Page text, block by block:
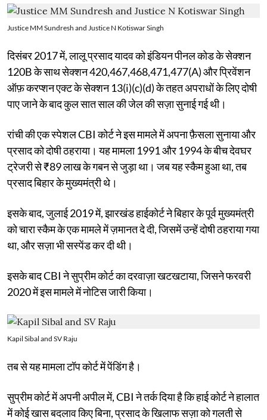
Justice MM Sundresh and Justice N Kotiswar Singh
दिसंबर 2017 में, लालू प्रसाद यादव को इंडियन पीनल कोड के सेक्शन
120B के साथ सेक्शन 420,467,468,471,477(A) और प्रिवेंशन
ऑफ़ करप्शन एक्ट के सेक्शन 13(i)(c)(d) के तहत अपराधों के लिए दोषी
पाए जाने के बाद कुल सात साल की जेल की सज़ा सुनाई गई थी।
रांची की एक स्पेशल CBI कोर्ट ने इस मामले में अपना फ़ैसला सुनाया और
प्रसाद को दोषी ठहराया। यह मामला 1991 और 1994 के बीच देवघर
ट्रेजरी से ₹89 लाख के गबन से जुड़ा था। जब यह स्कैम हुआ था, तब
प्रसाद बिहार के मुख्यमंत्री थे।
इसके बाद, जुलाई 2019 में, झारखंड हाईकोर्ट ने बिहार के पूर्व मुख्यमंत्री
को चारा स्कैम के एक मामले में ज़मानत दे दी, जिसमें उन्हें दोषी ठहराया गया
था, और सज़ा भी सस्पेंड कर दी थी।
इसके बाद CBI ने सुप्रीम कोर्ट का दरवाज़ा खटखटाया, जिसने फरवरी
2020 में इस मामले में नोटिस जारी किया।
Kapil Sibal and SV Raju
तब से यह मामला टॉप कोर्ट में पेंडिंग है।
सुप्रीम कोर्ट में अपनी अपील में, CBI ने तर्क दिया है कि हाई कोर्ट ने हालात
में कोई खास बदलाव किए बिना, प्रसाद के खिलाफ सज़ा को गलती से